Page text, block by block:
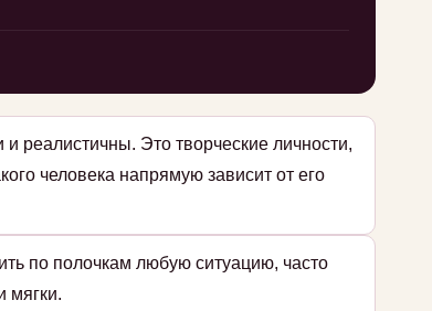
реалистичны. Это творческие личности,
человека напрямую зависит от его
по полочкам любую ситуацию, часто
мягки.